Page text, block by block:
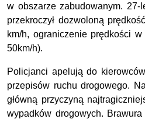
w obszarze zabudowanym. 27-
przekroczył dozwoloną
km/h, ograniczenie prędkości
50km/h).
Policjanci apelują do
przepisów ruchu drogowego.
główną przyczyną
wypadków drogowych.